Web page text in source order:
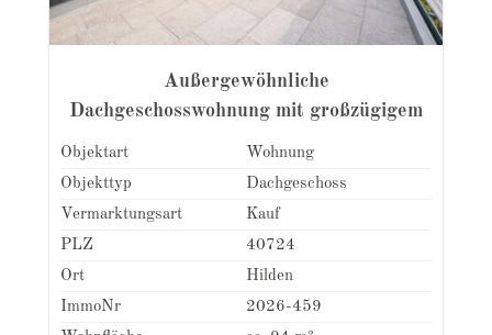
Außergewöhnliche
Dachgeschosswohnung mit großzügigem
Wohnbereich und Süd-West-Balkon
Objektart
Wohnung
Objekttyp
Dachgeschoss
Vermarktungsart
Kauf
PLZ
40724
Ort
Hilden
ImmoNr
2026-459